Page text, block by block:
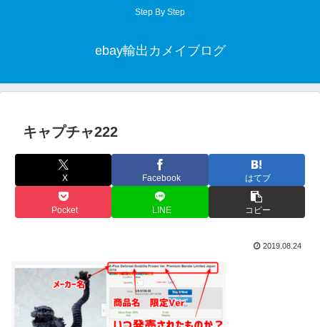
Step By Step
ebay輸出カメイブログ
キャプチャ222
X Facebook はてブ
Pocket LINE コピー
2019.08.24